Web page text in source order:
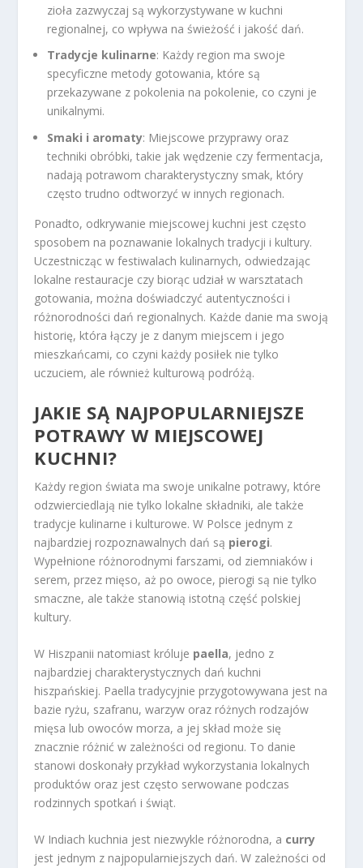
zioła zazwyczaj są wykorzystywane w kuchni
regionalnej, co wpływa na świeżość i jakość dań.
Tradycje kulinarne: Każdy region ma swoje
specyficzne metody gotowania, które są
przekazywane z pokolenia na pokolenie, co czyni je
unikalnymi.
Smaki i aromaty: Miejscowe przyprawy oraz
techniki obróbki, takie jak wędzenie czy fermentacja,
nadają potrawom charakterystyczny smak, który
często trudno odtworzyć w innych regionach.
Ponadto, odkrywanie miejscowej kuchni jest często
sposobem na poznawanie lokalnych tradycji i kultury.
Uczestnicząc w festiwalach kulinarnych, odwiedzając
lokalne restauracje czy biorąc udział w warsztatach
gotowania, można doświadczyć autentyczności i
różnorodności dań regionalnych. Każde danie ma swoją
historię, która łączy je z danym miejscem i jego
mieszkańcami, co czyni każdy posiłek nie tylko
uczuciem, ale również kulturową podróżą.
JAKIE SĄ NAJPOPULARNIEJSZE
POTRAWY W MIEJSCOWEJ
KUCHNI?
Każdy region świata ma swoje unikalne potrawy, które
odzwierciedlają nie tylko lokalne składniki, ale także
tradycje kulinarne i kulturowe. W Polsce jednym z
najbardziej rozpoznawalnych dań są pierogi.
Wypełnione różnorodnymi farszami, od ziemniaków i
serem, przez mięso, aż po owoce, pierogi są nie tylko
smaczne, ale także stanowią istotną część polskiej
kultury.
W Hiszpanii natomiast króluje paella, jedno z
najbardziej charakterystycznych dań kuchni
hiszpańskiej. Paella tradycyjnie przygotowywana jest na
bazie ryżu, szafranu, warzyw oraz różnych rodzajów
mięsa lub owoców morza, a jej skład może się
znacznie różnić w zależności od regionu. To danie
stanowi doskonały przykład wykorzystania lokalnych
produktów oraz jest często serwowane podczas
rodzinnych spotkań i świąt.
W Indiach kuchnia jest niezwykle różnorodna, a curry
jest jednym z najpopularniejszych dań. W zależności od